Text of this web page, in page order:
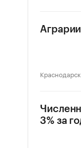
3% за